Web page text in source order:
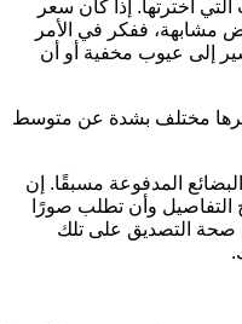
اخترتها. إذا كان سعر
مشابهة، ففكر في الأمر
إلى عيوب مخفية أو أن
مختلف بشدة عن متوسط
المدفوعة مسبقًا. إن
وأن تطلب صورًا
صحة التصديق على تلك